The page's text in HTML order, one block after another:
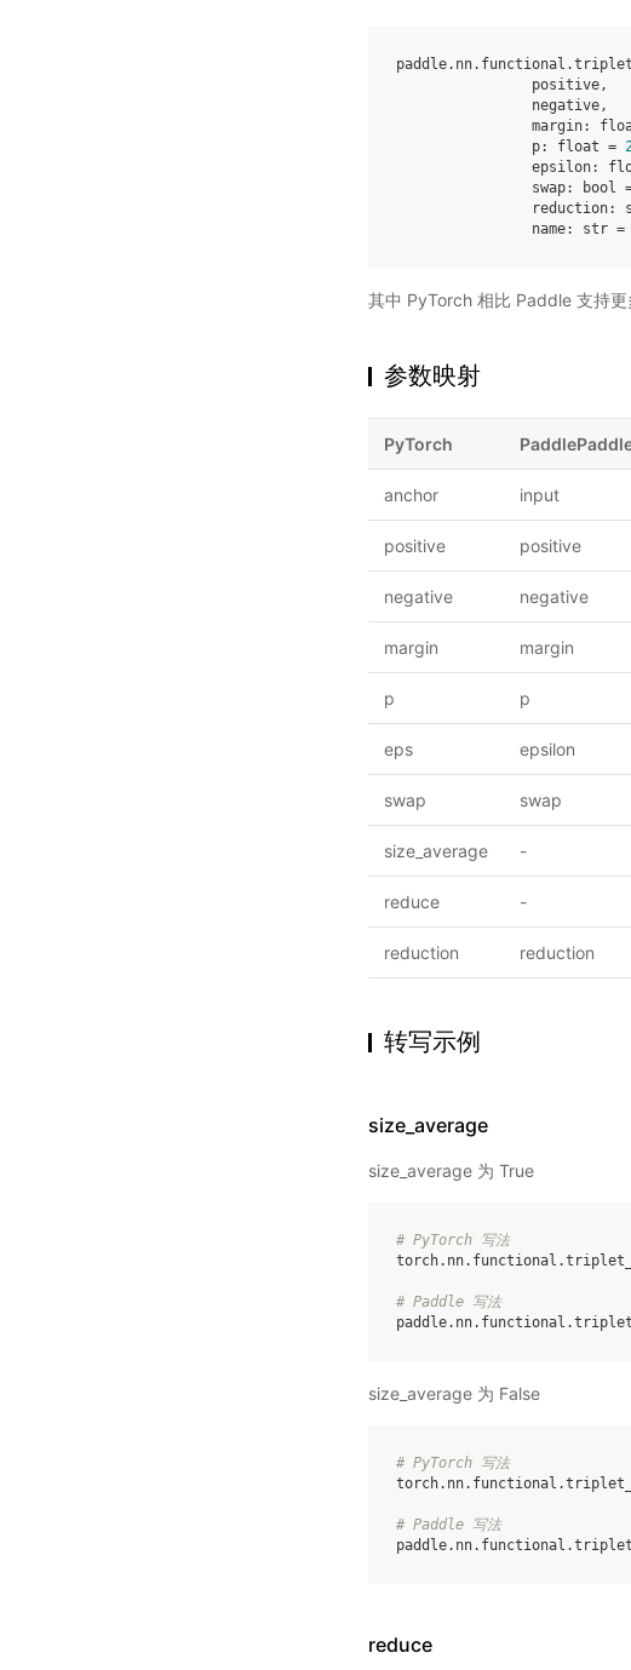
paddle. nn. functional .
positive,
negative,
margin:
p: float =
epsilon:
swap: bool
reduction:
name: str =
其中 PyTorch 相⽐ Paddle ⽀持更
参数映射
PyTorch
anchor input
positive positive
negative negative
margin margin
p p
eps epsilon
swap swap
size_average -
reduce -
reduction reduction
转写示例
size_average
size_average 为 True
# PyTorch 写法
torch. nn. functional .
# Paddle 写法
paddle. nn. functional .
size_average 为 False
# PyTorch 写法
torch. nn. functional .
# Paddle 写法
paddle. nn. functional .
reduce